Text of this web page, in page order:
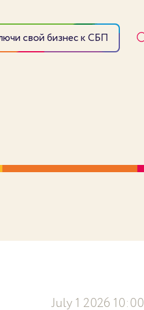
свой бизнес к СБП
July 1 2026 10:00